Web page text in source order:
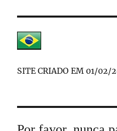
SITE CRIADO EM 01/02/